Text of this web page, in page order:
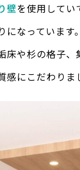
壁を使用してい
なっています。
や杉の格子、
にこだわりま